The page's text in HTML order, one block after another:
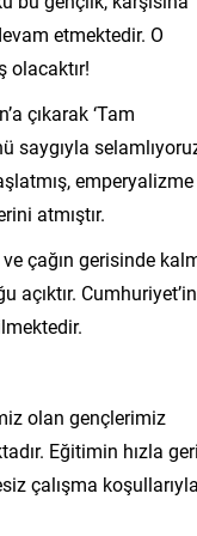
etmektedir. O
olacaktır!
çıkarak ‘Tam
saygıyla
emperyalizme
atmıştır.
çağın gerisinde
açıktır. Cumhuriyet’in
olan gençlerimiz
Eğitimin hızla
çalışma koşullarıyla